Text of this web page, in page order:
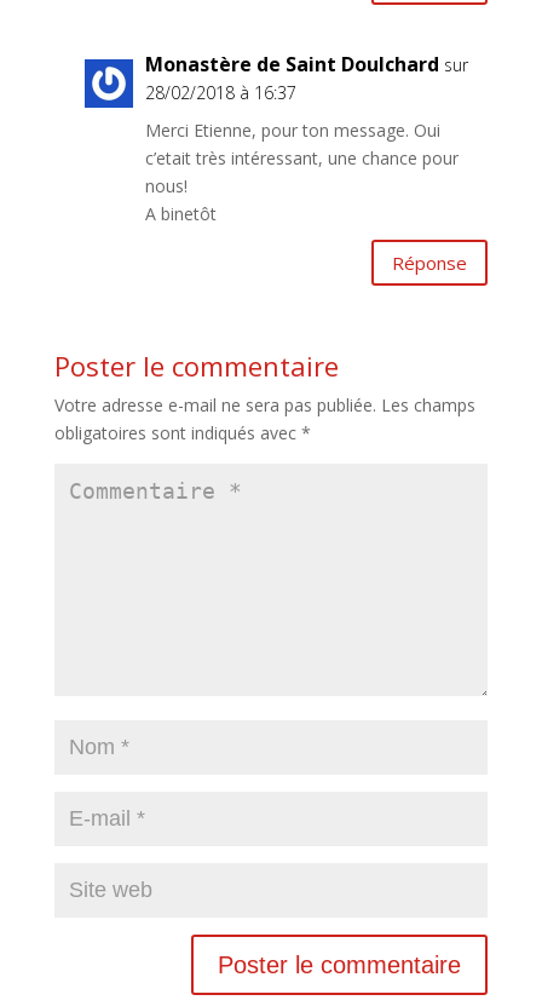
Monastère de Saint Doulchard sur
28/02/2018 à 16:37
Merci Etienne, pour ton message. Oui
c’etait très intéressant, une chance pour
nous!
A binetôt
Réponse
Poster le commentaire
Votre adresse e-mail ne sera pas publiée. Les champs
obligatoires sont indiqués avec *